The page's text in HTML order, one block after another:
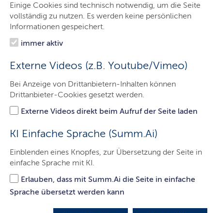
Einige Cookies sind technisch notwendig, um die Seite
vollständig zu nutzen. Es werden keine persönlichen
Informationen gespeichert.
immer aktiv
Externe Videos (z.B. Youtube/Vimeo)
Bei Anzeige von Drittanbietern-Inhalten können
Drittanbieter-Cookies gesetzt werden.
Externe Videos direkt beim Aufruf der Seite laden
KI Einfache Sprache (Summ.Ai)
Einblenden eines Knopfes, zur Übersetzung der Seite in
einfache Sprache mit KI.
Erlauben, dass mit Summ.Ai die Seite in einfache
Sprache übersetzt werden kann
Aufgaben
Leistungen A-Z
Organisation
Themen
Karriere
Zum Herunterladen